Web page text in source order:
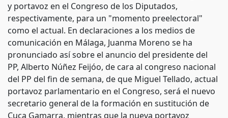
y portavoz en el Congreso de los Diputados,
respectivamente, para un "momento preelectoral"
como el actual. En declaraciones a los medios de
comunicación en Málaga, Juanma Moreno se ha
pronunciado así sobre el anuncio del presidente del
PP, Alberto Núñez Feijóo, de cara al congreso nacional
del PP del fin de semana, de que Miguel Tellado, actual
portavoz parlamentario en el Congreso, será el nuevo
secretario general de la formación en sustitución de
Cuca Gamarra, mientras que la nueva portavoz